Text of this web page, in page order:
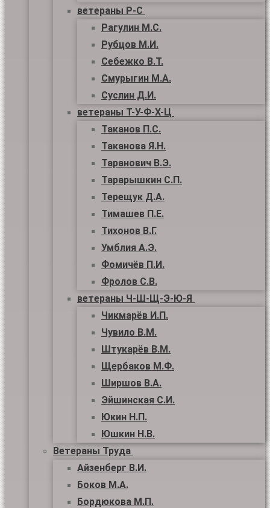
ветераны Р-С
Рагулин М.С.
Рубцов М.И.
Себежко В.Т.
Смурыгин М.А.
Суслин Д.И.
ветераны Т-У-Ф-Х-Ц
Таканов П.С.
Таканова Я.Н.
Таранович В.Э.
Тарарышкин С.П.
Терещук Д.А.
Тимашев П.Е.
Тихонов В.Г.
Умблия А.Э.
Фомичёв П.И.
Фролов С.В.
ветераны Ч-Ш-Щ-Э-Ю-Я
Чикмарёв И.П.
Чувило В.М.
Штукарёв В.М.
Щербаков М.Ф.
Ширшов В.А.
Эйшинская С.И.
Юкин Н.П.
Юшкин Н.В.
Ветераны Труда
Айзенберг В.И.
Боков М.А.
Бордюкова М.П.